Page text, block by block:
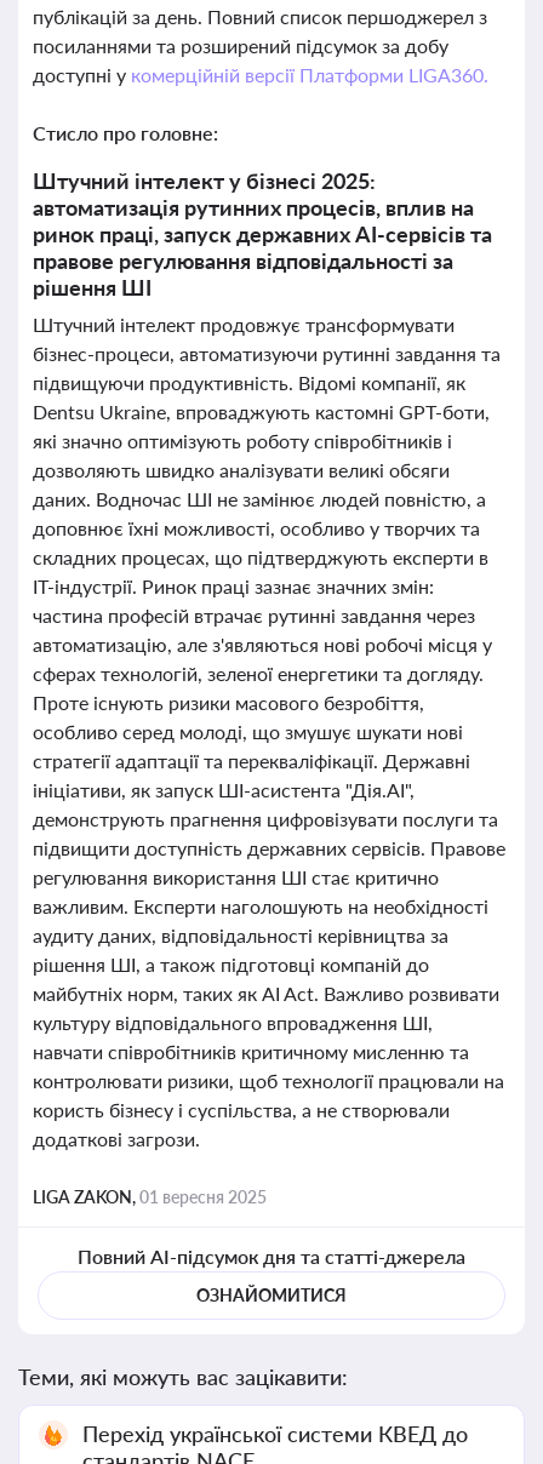
публікацій за день. Повний список першоджерел з
посиланнями та розширений підсумок за добу
доступні у комерційній версії Платформи LIGA360.
Стисло про головне:
Штучний інтелект у бізнесі 2025:
автоматизація рутинних процесів, вплив на
ринок праці, запуск державних AI-сервісів та
правове регулювання відповідальності за
рішення ШІ
Штучний інтелект продовжує трансформувати
бізнес-процеси, автоматизуючи рутинні завдання та
підвищуючи продуктивність. Відомі компанії, як
Dentsu Ukraine, впроваджують кастомні GPT-боти,
які значно оптимізують роботу співробітників і
дозволяють швидко аналізувати великі обсяги
даних. Водночас ШІ не замінює людей повністю, а
доповнює їхні можливості, особливо у творчих та
складних процесах, що підтверджують експерти в
ІТ-індустрії. Ринок праці зазнає значних змін:
частина професій втрачає рутинні завдання через
автоматизацію, але з'являються нові робочі місця у
сферах технологій, зеленої енергетики та догляду.
Проте існують ризики масового безробіття,
особливо серед молоді, що змушує шукати нові
стратегії адаптації та перекваліфікації. Державні
ініціативи, як запуск ШІ-асистента "Дія.АІ",
демонструють прагнення цифровізувати послуги та
підвищити доступність державних сервісів. Правове
регулювання використання ШІ стає критично
важливим. Експерти наголошують на необхідності
аудиту даних, відповідальності керівництва за
рішення ШІ, а також підготовці компаній до
майбутніх норм, таких як AI Act. Важливо розвивати
культуру відповідального впровадження ШІ,
навчати співробітників критичному мисленню та
контролювати ризики, щоб технології працювали на
користь бізнесу і суспільства, а не створювали
додаткові загрози.
LIGA ZAKON,01 вересня 2025
Повний AI-підсумок дня та статті-джерела
ОЗНАЙОМИТИСЯ
Теми, які можуть вас зацікавити:
Перехід української системи КВЕД до